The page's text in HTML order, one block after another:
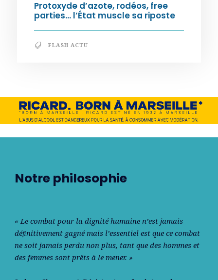
Protoxyde d’azote, rodéos, free
parties… l’État muscle sa riposte
FLASH ACTU
Notre philosophie
« Le combat pour la dignité humaine n’est jamais
déﬁnitivement gagné mais l’essentiel est que ce combat
ne soit jamais perdu non plus, tant que des hommes et
des femmes sont prêts à le mener. »